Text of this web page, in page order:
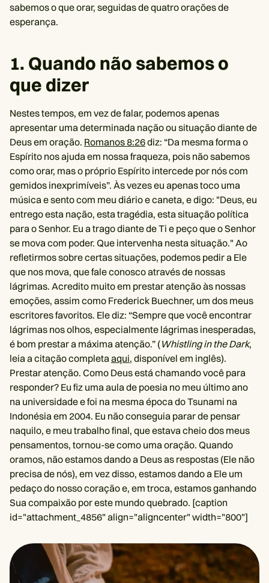
sabemos o que orar, seguidas de quatro orações de
esperança.
1. Quando não sabemos o
que dizer
Nestes tempos, em vez de falar, podemos apenas
apresentar uma determinada nação ou situação diante de
Deus em oração. Romanos 8:26diz: “Da mesma forma o
Espírito nos ajuda em nossa fraqueza, pois não sabemos
como orar, mas o próprio Espírito intercede por nós com
gemidos inexprimíveis”. Às vezes eu apenas toco uma
música e sento com meu diário e caneta, e digo: "Deus, eu
entrego esta nação, esta tragédia, esta situação política
para o Senhor. Eu a trago diante de Ti e peço que o Senhor
se mova com poder. Que intervenha nesta situação." Ao
refletirmos sobre certas situações, podemos pedir a Ele
que nos mova, que fale conosco através de nossas
lágrimas. Acredito muito em prestar atenção às nossas
emoções, assim como Frederick Buechner, um dos meus
escritores favoritos. Ele diz: “Sempre que você encontrar
lágrimas nos olhos, especialmente lágrimas inesperadas,
é bom prestar a máxima atenção.” (Whistling in the Dark,
leia a citação completa aqui, disponível em inglês).
Prestar atenção. Como Deus está chamando você para
responder? Eu fiz uma aula de poesia no meu último ano
na universidade e foi na mesma época do Tsunami na
Indonésia em 2004. Eu não conseguia parar de pensar
naquilo, e meu trabalho final, que estava cheio dos meus
pensamentos, tornou-se como uma oração. Quando
oramos, não estamos dando a Deus as respostas (Ele não
precisa de nós), em vez disso, estamos dando a Ele um
pedaço do nosso coração e, em troca, estamos ganhando
Sua compaixão por este mundo quebrado. [caption
id="attachment_4856" align="aligncenter" width="800"]